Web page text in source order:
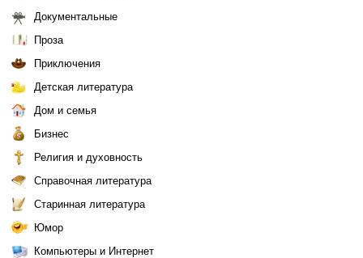
Документальные
Проза
Приключения
Детская литература
Дом и семья
Бизнес
Религия и духовность
Справочная литература
Старинная литература
Юмор
Компьютеры и Интернет